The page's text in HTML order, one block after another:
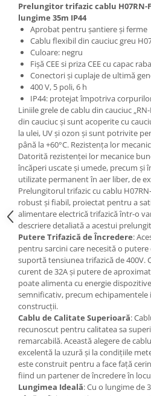
Prelungitor trifazic cablu H07RN-
lungime 35m IP44
Aprobat pentru șantiere și ferme
Cablu flexibil din cauciuc greu
Culoare: negru
Fișă CEE si priza CEE cu capac
Conectori și cuplaje de ultimă
400 V, 5 poli, 6 h
IP44: protejat împotriva
Liniile grele de cablu din cauciuc
din cauciuc și sunt acoperite cu
la ulei, UV și ozon și sunt potrivite
până la +60°C. Rezistența lor
Datorită rezistenței lor mecanice
încăperi uscate și umede, precum și
utilizate permanent în aer liber, de
Prelungitorul trifazic cu cablu
robust și fiabil, proiectat pentru a
alimentare electrică trifazică într-o
descriere detaliată a acestui
Putere Trifazică de Încredere:
pentru sarcini care necesită o
suportă tensiunea trifazică de 400V.
curent de 32A și putere de
poate alimenta cu energie
semnificativ, precum echipamentele
construcții.
Cablu de Calitate Superioară:
recunoscut pentru calitatea sa
remarcabilă. Această alegere de
excelentă la uzură și la condițiile
este construit pentru a face față
fiind un partener de încredere în
Lungimea Ideală: Cu o lungime de